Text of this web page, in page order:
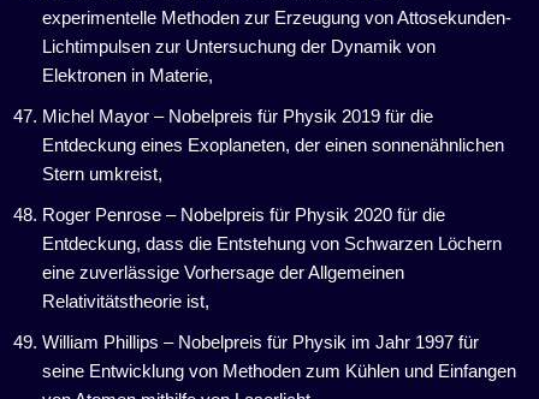
experimentelle Methoden zur Erzeugung von Attosekunden-
Lichtimpulsen zur Untersuchung der Dynamik von
Elektronen in Materie,
Michel Mayor – Nobelpreis für Physik 2019 für die
Entdeckung eines Exoplaneten, der einen sonnenähnlichen
Stern umkreist,
Roger Penrose – Nobelpreis für Physik 2020 für die
Entdeckung, dass die Entstehung von Schwarzen Löchern
eine zuverlässige Vorhersage der Allgemeinen
Relativitätstheorie ist,
William Phillips – Nobelpreis für Physik im Jahr 1997 für
seine Entwicklung von Methoden zum Kühlen und Einfangen